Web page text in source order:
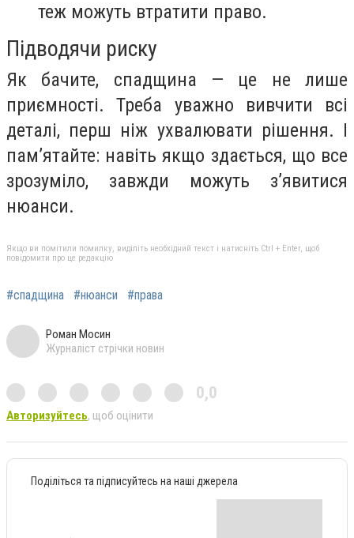
теж можуть втратити право.
Підводячи риску
Як бачите, спадщина — це не лише
приємності. Треба уважно вивчити всі
деталі, перш ніж ухвалювати рішення. І
пам’ятайте: навіть якщо здається, що все
зрозуміло, завжди можуть з’явитися
нюанси.
Якщо ви помітили помилку, виділіть необхідний текст і натисніть Ctrl + Enter, щоб
повідомити про це редакцію
#спадщина #нюанси #права
Роман Мосин
Журналіст стрічки новин
0,0
Авторизуйтесь, щоб оцінити
Поділіться та підписуйтесь на наші джерела